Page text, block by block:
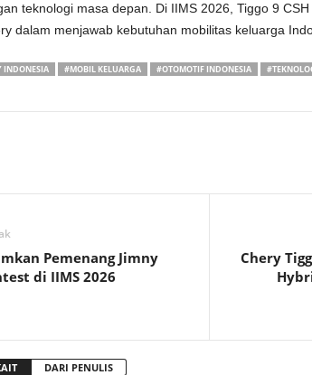
teknologi masa depan. Di IIMS 2026, Tiggo 9
dalam menjawab kebutuhan mobilitas keluarga
INDONESIA #MOBIL KELUARGA #OTOMOTIF INDONESIA
Pemenang Jimny
di IIMS 2026
Chery
DARI PENULIS